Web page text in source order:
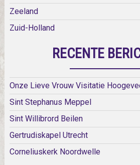
Zeeland
Zuid-Holland
RECENTE
Onze Lieve Vrouw Visitatie
Sint Stephanus Meppel
Sint Willibrord Beilen
Gertrudiskapel Utrecht
Corneliuskerk Noordwelle